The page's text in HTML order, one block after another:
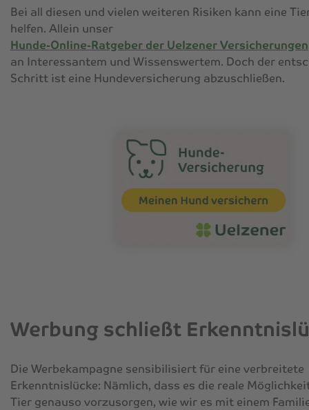
Bei all diesen und vielen weiteren Risiken kann eine
helfen. Allein unser
Hunde-Online-Ratgeber der Uelzener Versicherungen
an Interessantem und Wissenswertem. Doch der
Schritt ist eine Hundeversicherung abzuschließen.
Werbung schließt
Die Werbekampagne sensibilisiert für eine verbreitete
Erkenntnislücke: Nämlich, dass es die reale
Tier genauso vorzusorgen, wie wir es mit einem